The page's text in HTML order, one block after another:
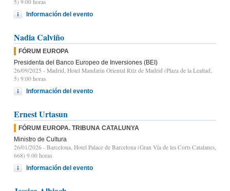
5) 9:00 horas
Información del evento
Nadia Calviño
FÓRUM EUROPA
Presidenta del Banco Europeo de Inversiones (BEI)
26/09/2025 - Madrid, Hotel Mandarin Oriental Ritz de Madrid (Plaza de la Lealtad,
5) 9:00 horas
Información del evento
Ernest Urtasun
FÓRUM EUROPA. TRIBUNA CATALUNYA
Ministro de Cultura
26/01/2026 - Barcelona, Hotel Palace de Barcelona (Gran Vía de les Corts Catalanes,
668) 9.00 horas
Información del evento